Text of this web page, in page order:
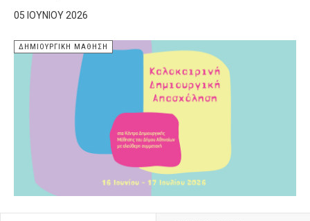
05 ΙΟΥΝΊΟΥ 2026
ΔΗΜΙΟΥΡΓΙΚΉ ΜΆΘΗΣΗ